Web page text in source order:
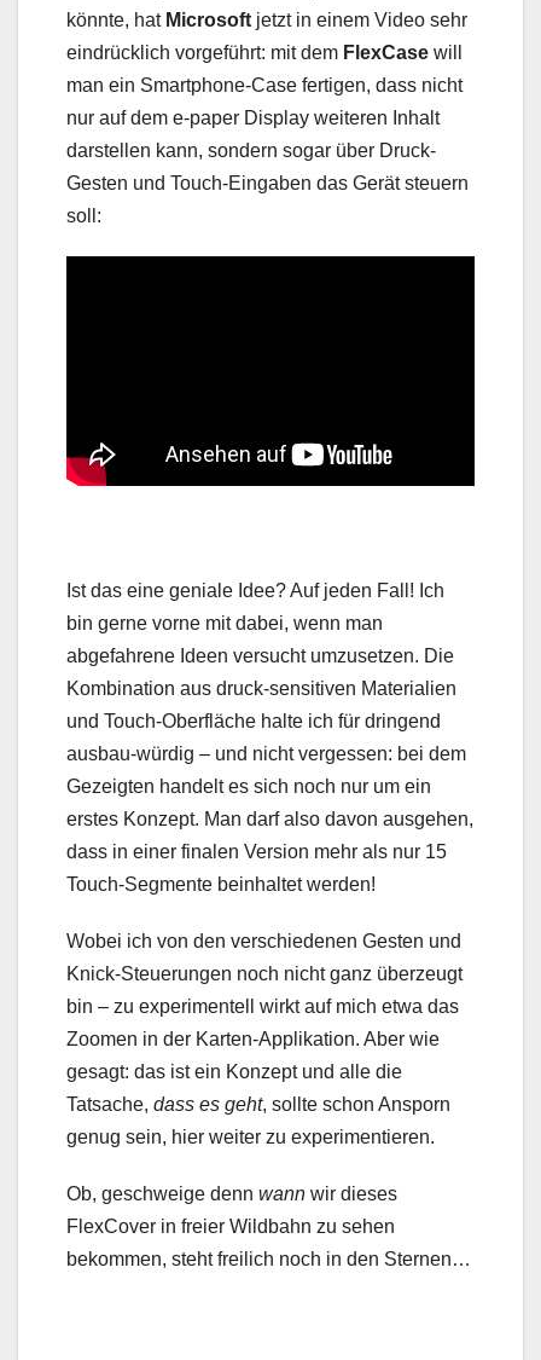
könnte, hat Microsoft jetzt in einem Video sehr
eindrücklich vorgeführt: mit dem FlexCase will
man ein Smartphone-Case fertigen, dass nicht
nur auf dem e-paper Display weiteren Inhalt
darstellen kann, sondern sogar über Druck-
Gesten und Touch-Eingaben das Gerät steuern
soll:
Ist das eine geniale Idee? Auf jeden Fall! Ich
bin gerne vorne mit dabei, wenn man
abgefahrene Ideen versucht umzusetzen. Die
Kombination aus druck-sensitiven Materialien
und Touch-Oberfläche halte ich für dringend
ausbau-würdig – und nicht vergessen: bei dem
Gezeigten handelt es sich noch nur um ein
erstes Konzept. Man darf also davon ausgehen,
dass in einer finalen Version mehr als nur 15
Touch-Segmente beinhaltet werden!
Wobei ich von den verschiedenen Gesten und
Knick-Steuerungen noch nicht ganz überzeugt
bin – zu experimentell wirkt auf mich etwa das
Zoomen in der Karten-Applikation. Aber wie
gesagt: das ist ein Konzept und alle die
Tatsache, dass es geht, sollte schon Ansporn
genug sein, hier weiter zu experimentieren.
Ob, geschweige denn wann wir dieses
FlexCover in freier Wildbahn zu sehen
bekommen, steht freilich noch in den Sternen…